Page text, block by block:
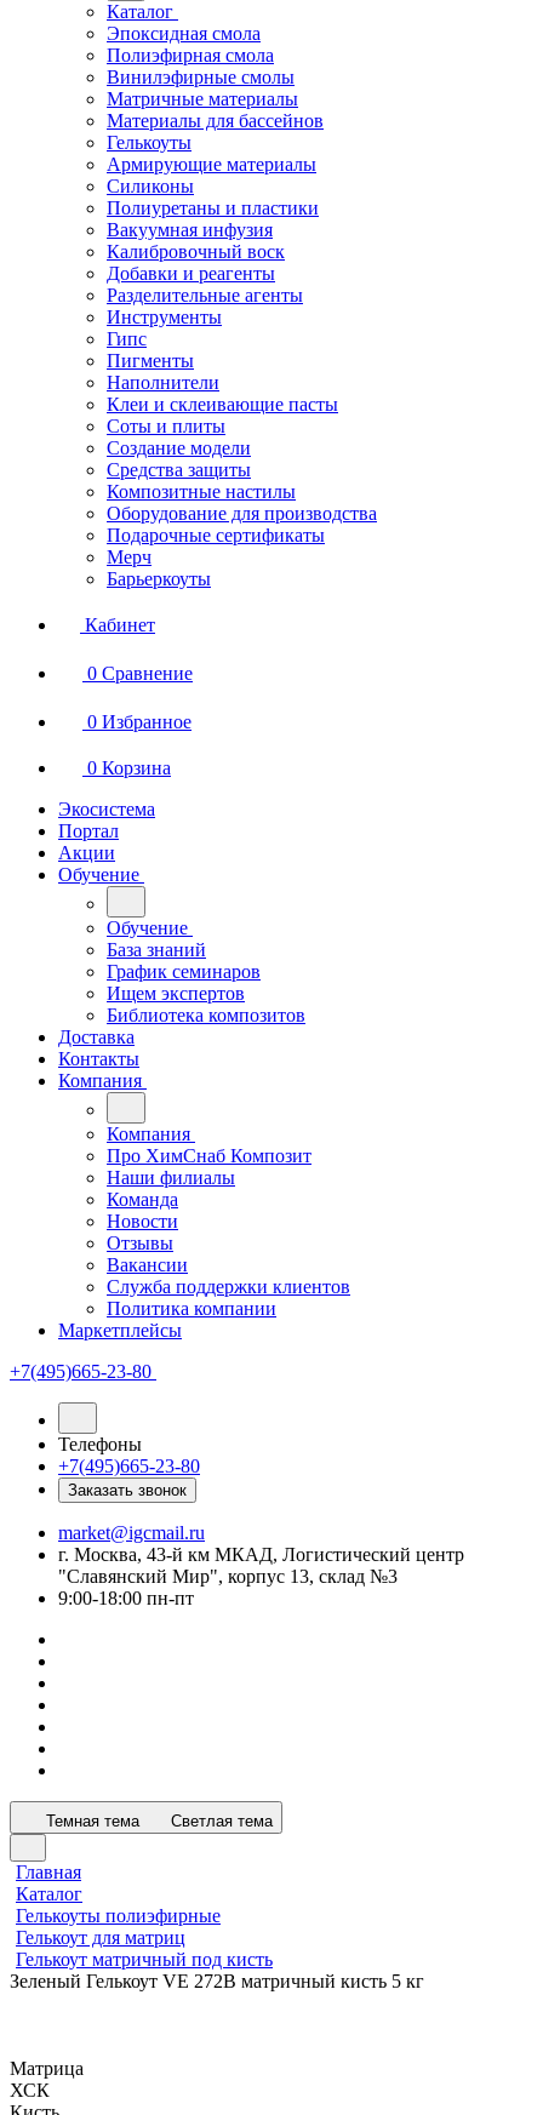
Каталог
Эпоксидная смола
Полиэфирная смола
Винилэфирные смолы
Матричные материалы
Материалы для бассейнов
Гелькоуты
Армирующие материалы
Силиконы
Полиуретаны и пластики
Вакуумная инфузия
Калибровочный воск
Добавки и реагенты
Разделительные агенты
Инструменты
Гипс
Пигменты
Наполнители
Клеи и склеивающие пасты
Соты и плиты
Создание модели
Средства защиты
Композитные настилы
Оборудование для производства
Подарочные сертификаты
Мерч
Барьеркоуты
Кабинет
0 Сравнение
0 Избранное
0 Корзина
Экосистема
Портал
Акции
Обучение
Обучение
База знаний
График семинаров
Ищем экспертов
Библиотека композитов
Доставка
Контакты
Компания
Компания
Про ХимСнаб Композит
Наши филиалы
Команда
Новости
Отзывы
Вакансии
Служба поддержки клиентов
Политика компании
Маркетплейсы
+7(495)665-23-80
Телефоны
+7(495)665-23-80
Заказать звонок
market@igcmail.ru
г. Москва, 43-й км МКАД, Логистический центр
"Славянский Мир", корпус 13, склад №3
9:00-18:00 пн-пт
Темная тема Светлая тема
Главная
Каталог
Гелькоуты полиэфирные
Гелькоут для матриц
Гелькоут матричный под кисть
Зеленый Гелькоут VE 272B матричный кисть 5 кг
Матрица
ХСК